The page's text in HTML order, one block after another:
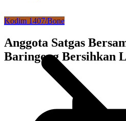
Kodim 1407/Bone
Anggota Satgas
Baringeng Bersihkan